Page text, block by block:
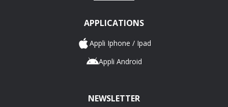
APPLICATIONS
Appli Iphone / Ipad
Appli Android
NEWSLETTER